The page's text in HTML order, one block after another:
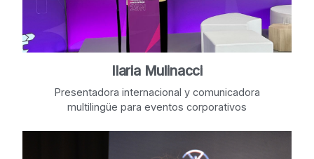
Ilaria Mulinacci
Presentadora internacional y comunicadora
multilingüe para eventos corporativos